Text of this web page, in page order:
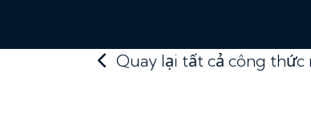
Quay lại tất cả công thức